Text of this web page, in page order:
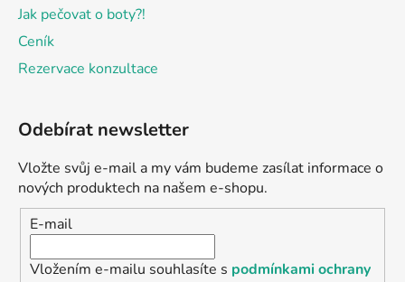
Jak pečovat o boty?!
Ceník
Rezervace konzultace
Odebírat newsletter
Vložte svůj e-mail a my vám budeme zasílat informace o
nových produktech na našem e-shopu.
E-mail
Vložením e-mailu souhlasíte s podmínkami ochrany